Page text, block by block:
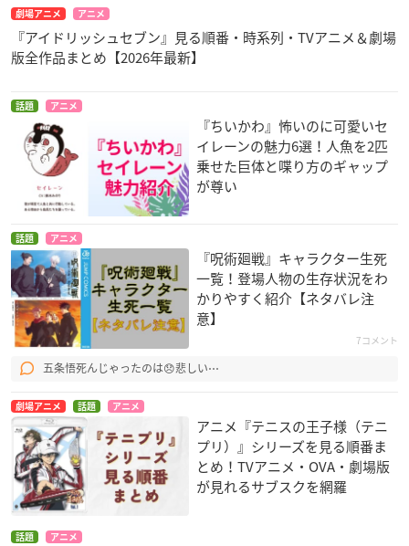
劇場アニメ アニメ
『アイドリッシュセブン』見る順番・時系列・TVアニメ＆劇場
版全作品まとめ【2026年最新】
話題 アニメ
『ちいかわ』怖いのに可愛いセ
イレーンの魅力6選！人魚を2匹
乗せた巨体と喋り方のギャップ
が尊い
話題 アニメ
『呪術廻戦』キャラクター生死
一覧！登場人物の生存状況をわ
かりやすく紹介【ネタバレ注
意】
7コメント
五条悟死んじゃったのは😞悲しい⋯
劇場アニメ 話題 アニメ
アニメ『テニスの王子様（テニ
プリ）』シリーズを見る順番ま
とめ！TVアニメ・OVA・劇場版
が見れるサブスクを網羅
話題 アニメ